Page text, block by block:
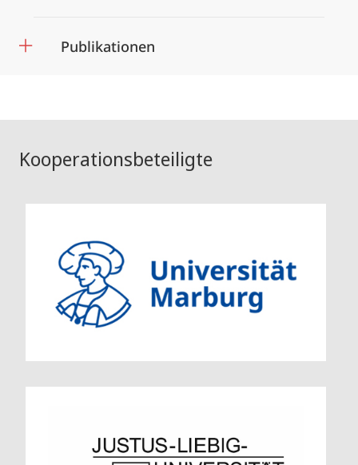
Publikationen
Kooperationsbeteiligte